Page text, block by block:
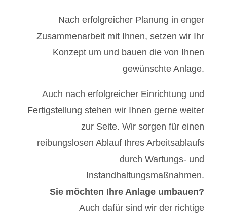
Nach erfolgreicher Planung in enger
Zusammenarbeit mit Ihnen, setzen wir Ihr
Konzept um und bauen die von Ihnen
gewünschte Anlage.
Auch nach erfolgreicher Einrichtung und
Fertigstellung stehen wir Ihnen gerne weiter
zur Seite. Wir sorgen für einen
reibungslosen Ablauf Ihres Arbeitsablaufs
durch Wartungs- und
Instandhaltungsmaßnahmen.
Sie möchten Ihre Anlage umbauen?
Auch dafür sind wir der richtige